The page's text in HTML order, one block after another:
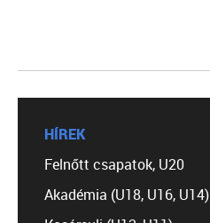
HÍREK
Felnőtt csapatok, U20
Akadémia (U18, U16, U14)